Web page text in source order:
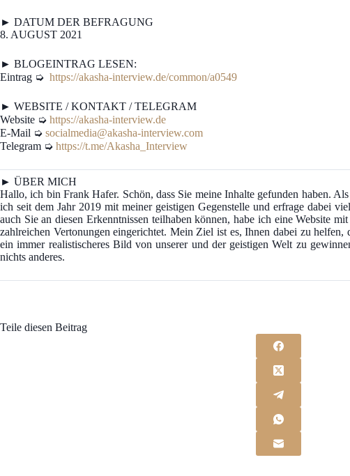
► DATUM DER BEFRAGUNG
8. AUGUST 2021
► BLOGEINTRAG LESEN:
Eintrag ➭ https://akasha-interview.de/common/a0549
► WEBSITE / KONTAKT / TELEGRAM
Website ➭ https://akasha-interview.de
E-Mail ➭ socialmedia@akasha-interview.com
Telegram ➭ https://t.me/Akasha_Interview
► ÜBER MICH
Hallo, ich bin Frank Hafer. Schön, dass Sie meine Inhalte gefunden haben.
ich seit dem Jahr 2019 mit meiner geistigen Gegenstelle und erfrage dabei
auch Sie an diesen Erkenntnissen teilhaben können, habe ich eine Website
zahlreichen Vertonungen eingerichtet. Mein Ziel ist es, Ihnen dabei zu
ein immer realistischeres Bild von unserer und der geistigen Welt zu
nichts anderes.
Teile diesen Beitrag